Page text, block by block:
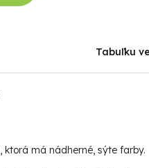
Tabuľku
, ktorá má nádherné, sýte farby.